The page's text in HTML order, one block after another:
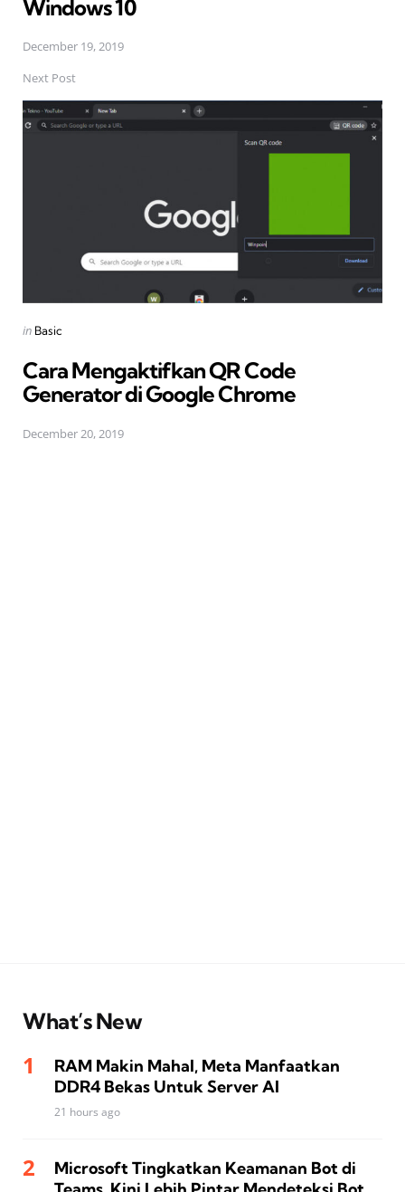
Windows 10
December 19, 2019
Next Post
Posted
in Basic
Cara Mengaktifkan QR Code
Generator di Google Chrome
December 20, 2019
What’s New
RAM Makin Mahal, Meta Manfaatkan
DDR4 Bekas Untuk Server AI
21 hours ago
Microsoft Tingkatkan Keamanan Bot di